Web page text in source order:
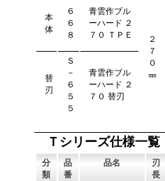
本
体
６
６
８
青雲作ブル
ーハード ２
７０ ＴＰＥ
２
７
０
㎜
替
刃
Ｓ
－
６
５
５
青雲作ブル
ーハード ２
７０ 替刃
Ｔシリーズ仕様一覧
分
類
品
番
品名
刃
長